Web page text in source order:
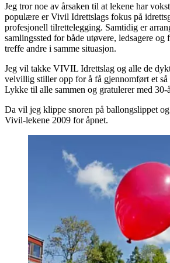
Jeg tror noe av årsaken til at lekene har
populære er Vivil Idrettslags fokus på
profesjonell tilrettelegging. Samtidig er
samlingssted for både utøvere, ledsagere
treffe andre i samme situasjon.
Jeg vil takke VIVIL Idrettslag og alle de
velvillig stiller opp for å få gjennomført et så
Lykke til alle sammen og gratulerer med 30-
Da vil jeg klippe snoren på ballongslippet
Vivil-lekene 2009 for åpnet.